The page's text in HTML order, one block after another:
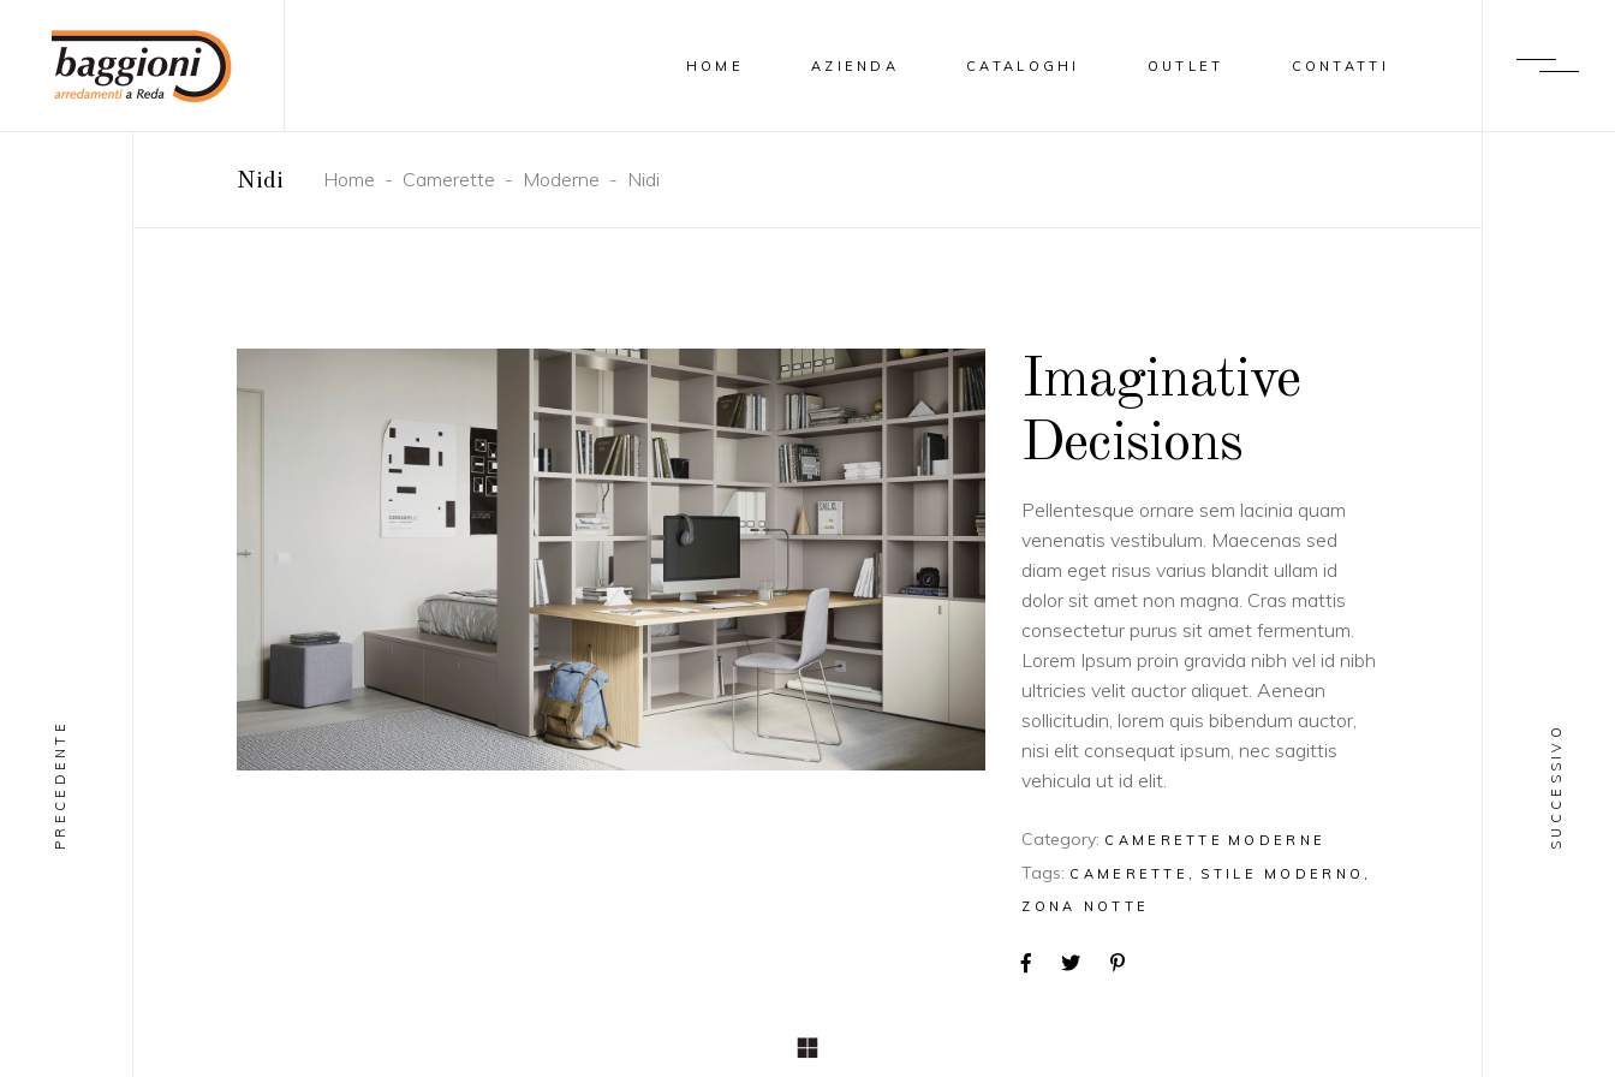
HOME AZIENDA CATALOGHI OUTLET CONTATTI
Nidi Home - Camerette - Moderne - Nidi
Imaginative
Decisions
Pellentesque ornare sem lacinia quam
venenatis vestibulum. Maecenas sed
diam eget risus varius blandit ullam id
dolor sit amet non magna. Cras mattis
consectetur purus sit amet fermentum.
Lorem Ipsum proin gravida nibh vel id nibh
ultricies velit auctor aliquet. Aenean
sollicitudin, lorem quis bibendum auctor,
nisi elit consequat ipsum, nec sagittis
vehicula ut id elit.
Category: CAMERETTE MODERNE
Tags: CAMERETTE
STILE MODERNO
ZONA NOTTE
PRECEDENTE SUCCESSIVO